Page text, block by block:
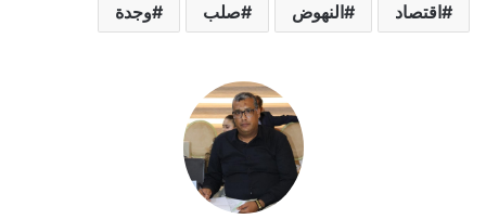
اقتصاد النهوض صلب وجدة